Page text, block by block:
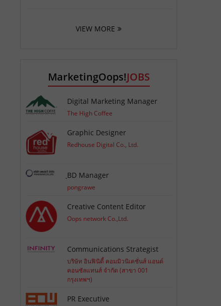
VIEW MORE
MarketingOops!JOBS
Digital Marketing Manager
The High Coffee
Graphic Designer
Redhouse Digital Co., Ltd.
ฺBD Manager
pongrawe
Creative Content Editor
Oops network Co.,Ltd.
Communications Strategist
บริษัท อินฟินิตี้ คอมมิวนิเคชั่นส์ แอนด์
คอนซัลแทนส์ จำกัด (สาขา 001
กรุงเทพฯ)
PR Executive